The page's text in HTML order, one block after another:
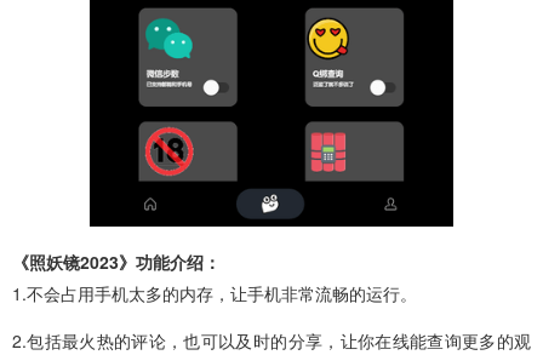
《照妖镜2023》功能介绍：
1.不会占用手机太多的内存，让手机非常流畅的运行。
2.包括最火热的评论，也可以及时的分享，让你在线能查询更多的观